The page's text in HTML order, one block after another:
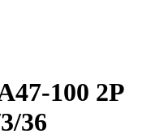
100 2Р
36